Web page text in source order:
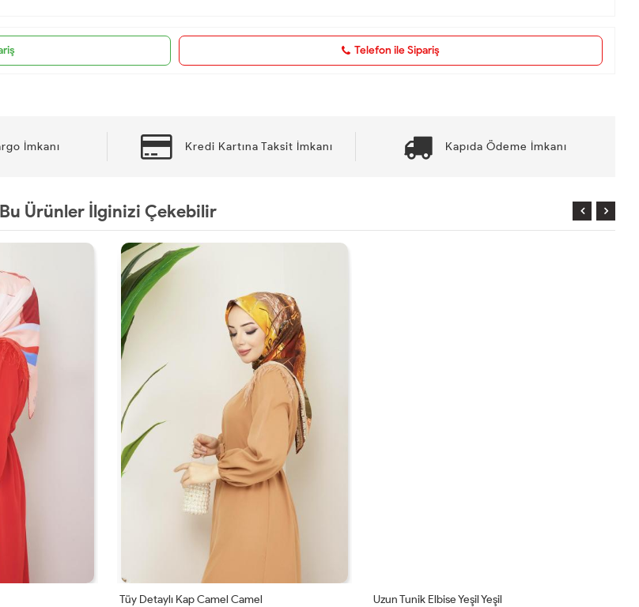
Telefon ile Sipariş
İmkanı Kredi Kartına Taksit İmkanı Kapıda Ödeme İmkanı
Bu Ürünler İlginizi Çekebilir
Tüy Detaylı Kap Camel Camel Uzun Tunik Elbise Yeşil Yeşil